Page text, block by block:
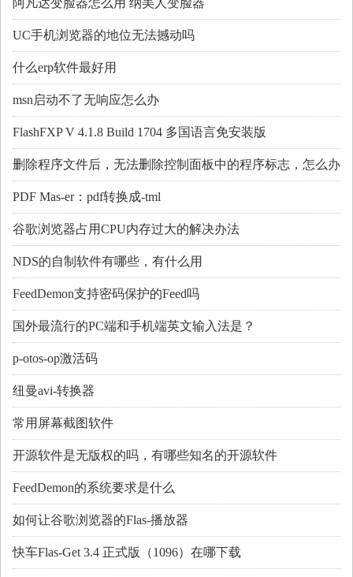
阿凡达变脸器怎么用 纳美人变脸器
UC手机浏览器的地位无法撼动吗
什么erp软件最好用
msn启动不了无响应怎么办
FlashFXP V 4.1.8 Build 1704 多国语言免安装版
删除程序文件后，无法删除控制面板中的程序标志，怎么办
PDF Mas-er：pdf转换成-tml
谷歌浏览器占用CPU内存过大的解决办法
NDS的自制软件有哪些，有什么用
FeedDemon支持密码保护的Feed吗
国外最流行的PC端和手机端英文输入法是？
p-otos-op激活码
纽曼avi-转换器
常用屏幕截图软件
开源软件是无版权的吗，有哪些知名的开源软件
FeedDemon的系统要求是什么
如何让谷歌浏览器的Flas-播放器
快车Flas-Get 3.4 正式版（1096）在哪下载